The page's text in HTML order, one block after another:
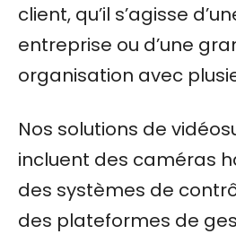
client, qu’il s’agisse
entreprise ou d’une
organisation avec
Nos solutions de
incluent des caméras
des systèmes de
des plateformes de